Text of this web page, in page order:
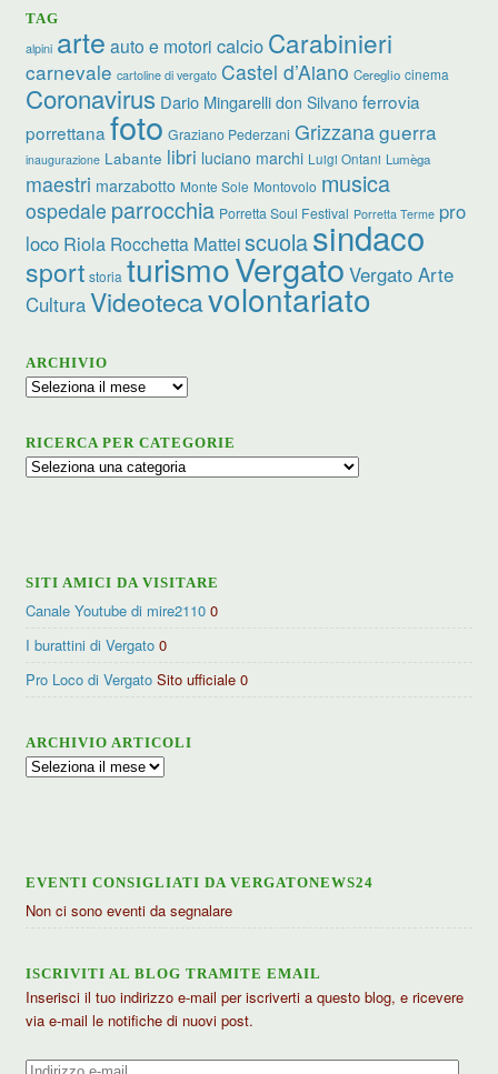
TAG
alpini arte auto e motori calcio Carabinieri
carnevale cartoline di vergato Castel d’Aiano Cereglio cinema
Coronavirus Dario Mingarelli don Silvano ferrovia
porrettana foto Graziano Pederzani Grizzanaguerra
inaugurazione Labante libri luciano marchi Luigi Ontani Lumèga
maestri marzabotto Monte Sole Montovolo musica
ospedale parrocchia Porretta Soul Festival Porretta Terme pro
loco Riola Rocchetta Matteiscuolasindaco
sport storia turismoVergato Vergato Arte
CulturaVideotecavolontariato
ARCHIVIO
Archivio
RICERCA PER CATEGORIE
Ricerca
SITI AMICI DA VISITARE
Canale Youtube di mire2110 0
I burattini di Vergato 0
Pro Loco di Vergato Sito ufficiale 0
ARCHIVIO ARTICOLI
Archivio
EVENTI CONSIGLIATI DA VERGATONEWS24
Non ci sono eventi da segnalare
ISCRIVITI AL BLOG TRAMITE EMAIL
Inserisci il tuo indirizzo e-mail per iscriverti a questo blog, e ricevere
via e-mail le notifiche di nuovi post.
Indirizzo